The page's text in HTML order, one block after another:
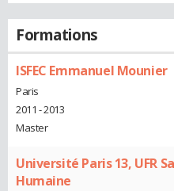
Formations
ISFEC Emmanuel Mounier
Paris
2011 - 2013
Master
Université Paris 13, UFR
Humaine